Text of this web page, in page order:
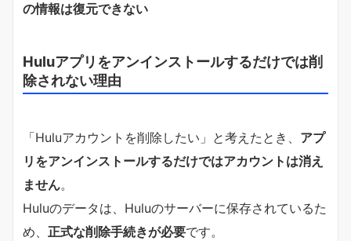
の情報は復元できない
Huluアプリをアンインストールするだけでは削
除されない理由
「Huluアカウントを削除したい」と考えたとき、 アプ
リをアンインストールするだけではアカウントは消え
ません。
Huluのデータは、Huluのサーバーに保存されているた
め、 正式な削除手続きが必要です。